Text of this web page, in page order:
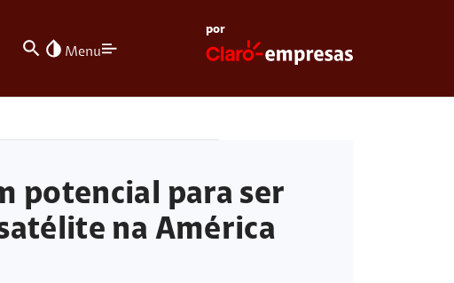
search invert_colors Menu
por
potencial para ser
na América